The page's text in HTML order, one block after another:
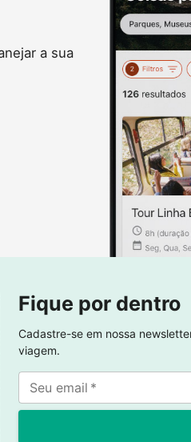
a sua
Fique por dentro
Cadastre-se em nossa
viagem.
Seu email *